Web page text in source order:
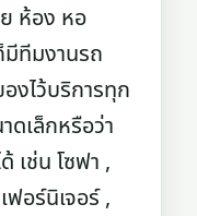
ย ห้อง หอ
มีทีมงานรถ
งไว้บริการทุก
ดเล็กหรือว่า
เช่น โซฟา ,
อร์นิเจอร์ ,